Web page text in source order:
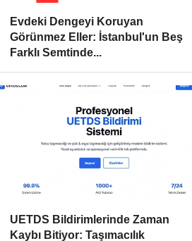
Evdeki Dengeyi Koruyan
Görünmez Eller: İstanbul'un Beş
Farklı Semtinde...
UETDS Bildirimlerinde Zaman
Kaybı Bitiyor: Taşımacılık